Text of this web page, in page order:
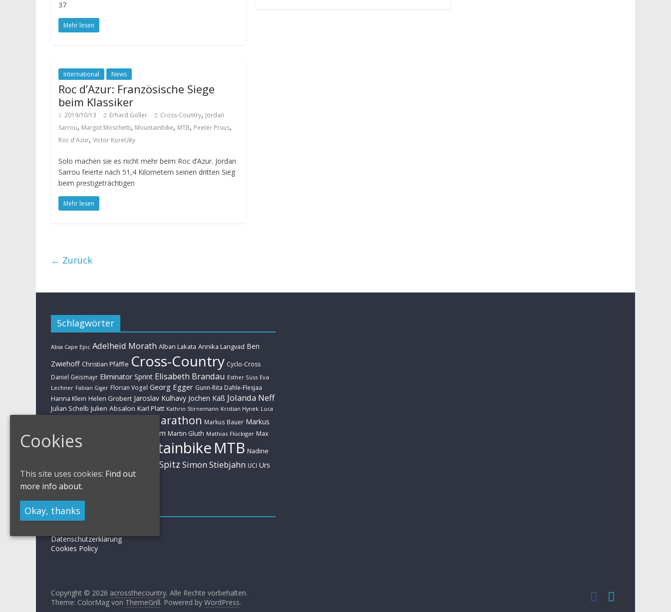
37
Mehr lesen
International News
Roc d’Azur: Französische Siege
beim Klassiker
2019/10/13 Erhard Goller Cross-Country, Jordan
Sarrou, Margot Moschetti, Mountainbike, MTB, Peeter Pruus,
Roc d'Azur, Victor Koretzky
Solo machen sie es nicht mehr beim Roc d’Azur. Jordan
Sarrou feierte nach 51,4 Kilometern seinen dritten Sieg
beim prestigeträchtigen
Mehr lesen
← Zurück
Schlagwörter
Absa Cape Epic Adelheid Morath Alban Lakata Annika Langvad Ben
Zwiehoff Christian Pfäffle Cross-Country Cyclo-Cross
Daniel Geismayr Eliminator Sprint Elisabeth Brandau Esther Süss Eva
Lechner Fabian Giger Florian Vogel Georg Egger Gunn-Rita Dahle-Flesjaa
Hanna Klein Helen Grobert Jaroslav Kulhavy Jochen Käß Jolanda Neff
Julian Schelb Julien Absalon Karl Platt Kathrin Stirnemann Kristian Hynek Luca
Marathon Markus Bauer Markus
Kaufmann
Markus Schulte-Lünzum Martin Gluth Mathias Flückiger Max
Moritz Milatz Mountainbike MTB Nadine
Sabine Spitz Simon Stiebjahn UCI Urs
Huber
Impressum
Datenschutzerklärung
Cookies Policy
Copyright © 2026 acrossthecountry. Alle Rechte vorbehalten.
Theme: ColorMag von ThemeGrill. Powered by WordPress.
Cookies
This site uses cookies: Find out
more info about.
Okay, thanks